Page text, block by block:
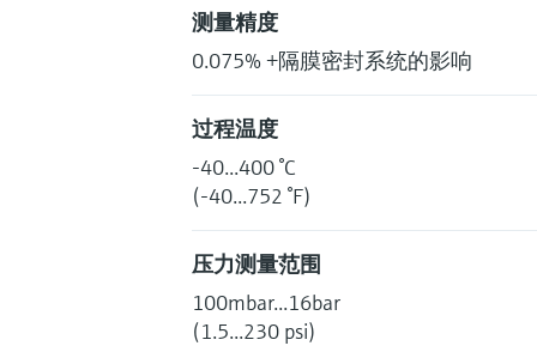
测量精度
0.075% +隔膜密封系统的影响
过程温度
-40...400 °C
(-40...752 °F)
压力测量范围
100mbar...16bar
(1.5...230 psi)